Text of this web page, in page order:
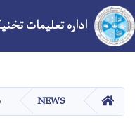
اداره تعلیمات
HOME
NEWS